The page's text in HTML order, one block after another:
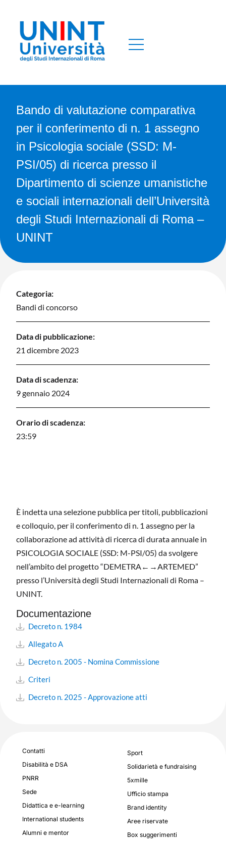
Bando di valutazione comparativa
per il conferimento di n. 1 assegno
in Psicologia sociale (SSD: M-
PSI/05) di ricerca presso il
Dipartimento di scienze umanistiche
e sociali internazionali dell’Università
degli Studi Internazionali di Roma –
UNINT
Categoria:
Bandi di concorso
Data di pubblicazione:
21 dicembre 2023
Data di scadenza:
9 gennaio 2024
Orario di scadenza:
23:59
È indetta una selezione pubblica per titoli, pubblicazioni
e colloquio, per il conferimento di n. 1 assegno per la
collaborazione ad attività di ricerca di durata annuale in
PSICOLOGIA SOCIALE (SSD: M-PSI/05) da svolgere
nell’ambito del progetto “DEMETRA←→ARTEMED”
presso l’Università degli Studi Internazionali di Roma –
UNINT.
Documentazione
Decreto n. 1984
Allegato A
Decreto n. 2005 - Nomina Commissione
Criteri
Decreto n. 2025 - Approvazione atti
Contatti
Disabilità e DSA
PNRR
Sede
Didattica e e-learning
International students
Alumni e mentor
Sport
Solidarietà e fundraising
5xmille
Ufficio stampa
Brand identity
Aree riservate
Box suggerimenti